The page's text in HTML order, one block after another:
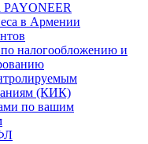
PAYONEER
в Армении
налогообложению и
(КИК)
по вашим